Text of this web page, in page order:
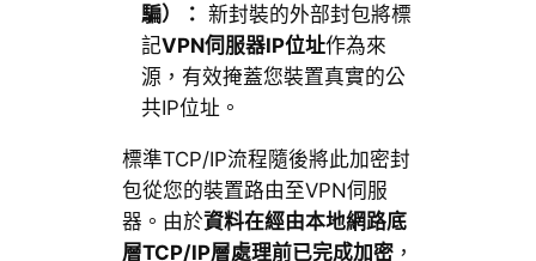
騙）： 新封裝的外部封包將標
記VPN伺服器IP位址作為來
源，有效掩蓋您裝置真實的公
共IP位址。
標準TCP/IP流程隨後將此加密封
包從您的裝置路由至VPN伺服
器。由於資料在經由本地網路底
層TCP/IP層處理前已完成加密，